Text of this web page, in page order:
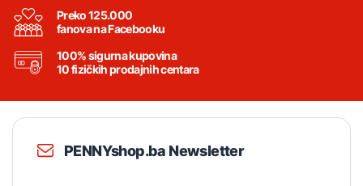
Preko 125.000
fanova na Facebooku
100% sigurna kupovina
10 fizičkih prodajnih centara
PENNYshop.ba Newsletter